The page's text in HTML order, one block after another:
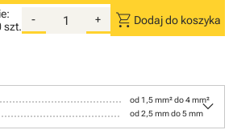
szt.
- + shopping_cart Dodaj do koszyka
od 1,5 mm² do 4 mm²
od 2,5 mm do 5 mmkeyboard_arrow_down